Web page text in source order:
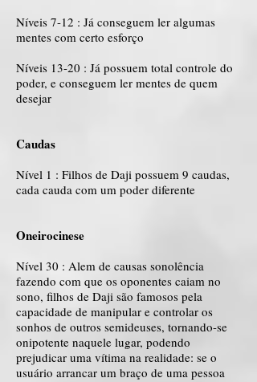
Níveis 7-12 : Já conseguem ler algumas
mentes com certo esforço
Níveis 13-20 : Já possuem total controle do
poder, e conseguem ler mentes de quem
desejar
Caudas
Nível 1 : Filhos de Daji possuem 9 caudas,
cada cauda com um poder diferente
Oneirocinese
Nível 30 : Alem de causas sonolência
fazendo com que os oponentes caiam no
sono, filhos de Daji são famosos pela
capacidade de manipular e controlar os
sonhos de outros semideuses, tornando-se
onipotente naquele lugar, podendo
prejudicar uma vítima na realidade: se o
usuário arrancar um braço de uma pessoa